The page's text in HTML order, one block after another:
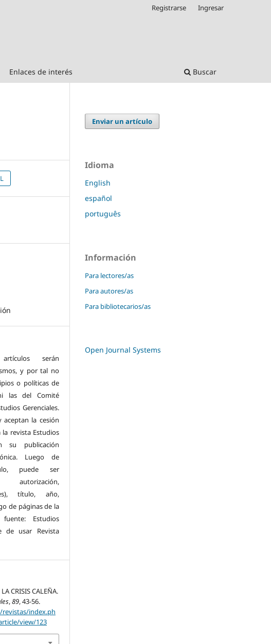
Enlaces de interés Buscar
Registrarse Ingresar
serán
y por tal no
o políticas de
las del Comité
Gerenciales.
la cesión
revista Estudios
su publicación
Luego de
puede ser
título, año,
de páginas de la
Estudios
de usar Revista
CRISIS CALEÑA.
,89, 43-56.
revistas/index.ph
view/123
Enviar un artículo
Idioma
English
español
português
Información
Para lectores/as
Para autores/as
Para bibliotecarios/as
Open Journal Systems